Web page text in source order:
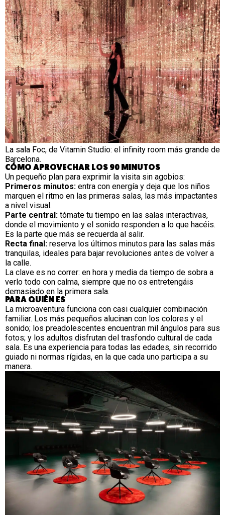
La sala Foc, de Vitamin Studio: el infinity room más grande de
Barcelona.
CÓMO APROVECHAR LOS 90 MINUTOS
Un pequeño plan para exprimir la visita sin agobios:
Primeros minutos: entra con energía y deja que los niños
marquen el ritmo en las primeras salas, las más impactantes
a nivel visual.
Parte central: tómate tu tiempo en las salas interactivas,
donde el movimiento y el sonido responden a lo que hacéis.
Es la parte que más se recuerda al salir.
Recta final: reserva los últimos minutos para las salas más
tranquilas, ideales para bajar revoluciones antes de volver a
la calle.
La clave es no correr: en hora y media da tiempo de sobra a
verlo todo con calma, siempre que no os entretengáis
demasiado en la primera sala.
PARA QUIÉN ES
La microaventura funciona con casi cualquier combinación
familiar. Los más pequeños alucinan con los colores y el
sonido; los preadolescentes encuentran mil ángulos para sus
fotos; y los adultos disfrutan del trasfondo cultural de cada
sala. Es una experiencia para todas las edades, sin recorrido
guiado ni normas rígidas, en la que cada uno participa a su
manera.